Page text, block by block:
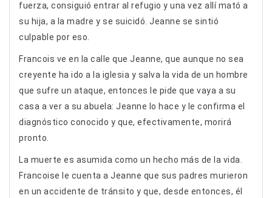
fuerza, consiguió entrar al refugio y una vez allí mató a
su hija, a la madre y se suicidó. Jeanne se sintió
culpable por eso.
Francois ve en la calle que Jeanne, que aunque no sea
creyente ha ido a la iglesia y salva la vida de un hombre
que sufre un ataque, entonces le pide que vaya a su
casa a ver a su abuela: Jeanne lo hace y le confirma el
diagnóstico conocido y que, efectivamente, morirá
pronto.
La muerte es asumida como un hecho más de la vida.
Francoise le cuenta a Jeanne que sus padres murieron
en un accidente de tránsito y que, desde entonces, él